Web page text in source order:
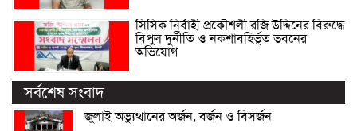
সিসিক নির্বাহী প্রকৌশলী রজি উদ্দিনের বিরুদ্ধে
বিপুল দুর্নীতি ও নকশাবহির্ভূত ভবনের
অভিযোগ
সর্বশেষ সংবাদ
জুলাই অভ্যুত্থানের অর্জন, বর্জন ও বিসর্জন